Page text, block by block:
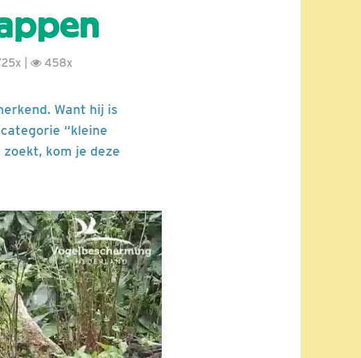
| 458x
Want hij is
“kleine
kom je deze